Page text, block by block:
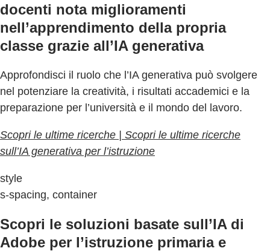
docenti nota miglioramenti
nell’apprendimento della propria
classe grazie all’IA generativa
Approfondisci il ruolo che l’IA generativa può svolgere
nel potenziare la creatività, i risultati accademici e la
preparazione per l’università e il mondo del lavoro.
Scopri le ultime ricerche | Scopri le ultime ricerche
sull’IA generativa per l’istruzione
style
s-spacing, container
Scopri le soluzioni basate sull’IA di
Adobe per l’istruzione primaria e